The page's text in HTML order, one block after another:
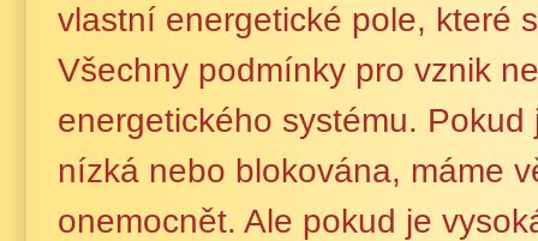
vlastní energetické pole, které
Všechny podmínky pro vznik
energetického systému.
nízká nebo blokována, máme
onemocnět. Ale pokud je